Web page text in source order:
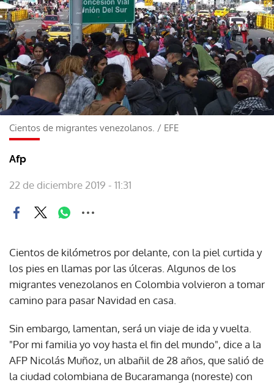
Cientos de migrantes venezolanos. / EFE
Afp
22 de diciembre 2019 - 11:31
Cientos de kilómetros por delante, con la piel curtida y
los pies en llamas por las úlceras. Algunos de los
migrantes venezolanos en Colombia volvieron a tomar
camino para pasar Navidad en casa.
Sin embargo, lamentan, será un viaje de ida y vuelta.
"Por mi familia yo voy hasta el fin del mundo", dice a la
AFP Nicolás Muñoz, un albañil de 28 años, que salió de
la ciudad colombiana de Bucaramanga (noreste) con